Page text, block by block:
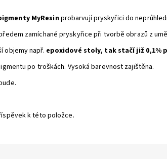
MyResinprobarvují pryskyřici do
zamíchané pryskyřice při tvorbě obrazů z
objemy např. epoxidové stoly, tak stačí již 0,1%
po troškách. Vysoká barevnost zajištěna.
k této položce.